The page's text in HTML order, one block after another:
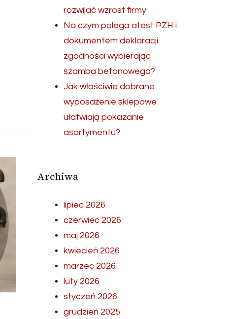
rozwijać wzrost firmy
Na czym polega atest PZH i
dokumentem deklaracji
zgodności wybierając
szamba betonowego?
Jak właściwie dobrane
wyposażenie sklepowe
ułatwiają pokazanie
asortymentu?
Archiwa
lipiec 2026
czerwiec 2026
maj 2026
kwiecień 2026
marzec 2026
luty 2026
styczeń 2026
grudzień 2025